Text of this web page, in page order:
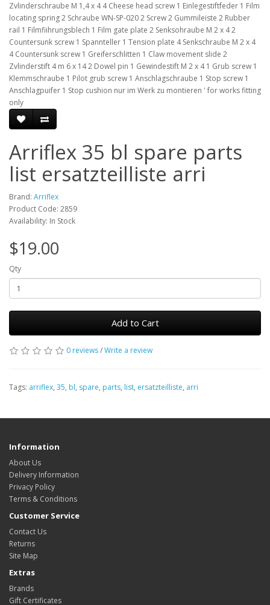
Zvlinderschraube M 1,4 x 4 4 Cheese head screw 1 Einlegestiftfeder 1 Film
locating spring 2 Schraube WN-SP-020 2 Screw 2 Gummileiste 2 Rubber
rail 1 Filmfiihrungsblech 1 Film gate plate 2 Senksohraube M 2 x 4 2
Countersunk screw 1 Spannteller 1 Tension plate 4 Senkschraube M 2 x 4
4 Countersunk screw 1 Greiferschlitten 1 Claw movement slide 2
Zvlinderstift 4 m 6 x 14 2 Dowel pin 1 Gewindestift M 2 x 4 1 Grub screw 1
Klemmschraube 1 Pilot grub screw 1 Anschlagschraube 1 Stop screw 1
Anschlagpuifer 1 Stop cushion nur im Werk zu montieren ' for works fitting
only
Arriflex 35 bl spare parts
list ersatzteilliste arri
Brand: Arriflex
Product Code: 2859
Availability: In Stock
$19.00
Qty
Add to Cart
0 reviews/Write a review
Tags: arriflex, 35, bl, spare, parts, list, ersatzteilliste, arri
Information
About Us
Delivery Information
Privacy Policy
Terms & Conditions
Customer Service
Contact Us
Returns
Site Map
Extras
Brands
Gift Certificates